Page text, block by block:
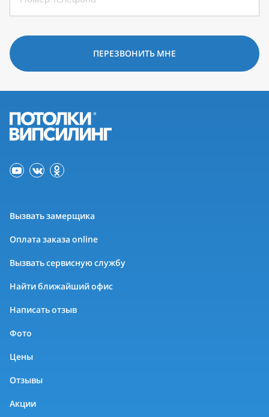
ПЕРЕЗВОНИТЬ МНЕ
Вызвать замерщика
Оплата заказа online
Вызвать сервисную службу
Найти ближайший офис
Написать отзыв
Фото
Цены
Отзывы
Акции